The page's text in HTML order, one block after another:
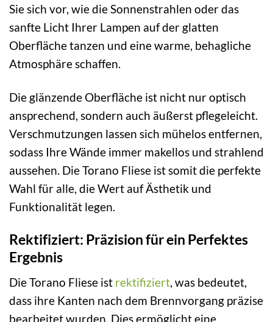
Sie sich vor, wie die Sonnenstrahlen oder das
sanfte Licht Ihrer Lampen auf der glatten
Oberfläche tanzen und eine warme, behagliche
Atmosphäre schaffen.
Die glänzende Oberfläche ist nicht nur optisch
ansprechend, sondern auch äußerst pflegeleicht.
Verschmutzungen lassen sich mühelos entfernen,
sodass Ihre Wände immer makellos und strahlend
aussehen. Die Torano Fliese ist somit die perfekte
Wahl für alle, die Wert auf Ästhetik und
Funktionalität legen.
Rektifiziert: Präzision für ein Perfektes
Ergebnis
Die Torano Fliese ist rektifiziert, was bedeutet,
dass ihre Kanten nach dem Brennvorgang präzise
bearbeitet wurden. Dies ermöglicht eine